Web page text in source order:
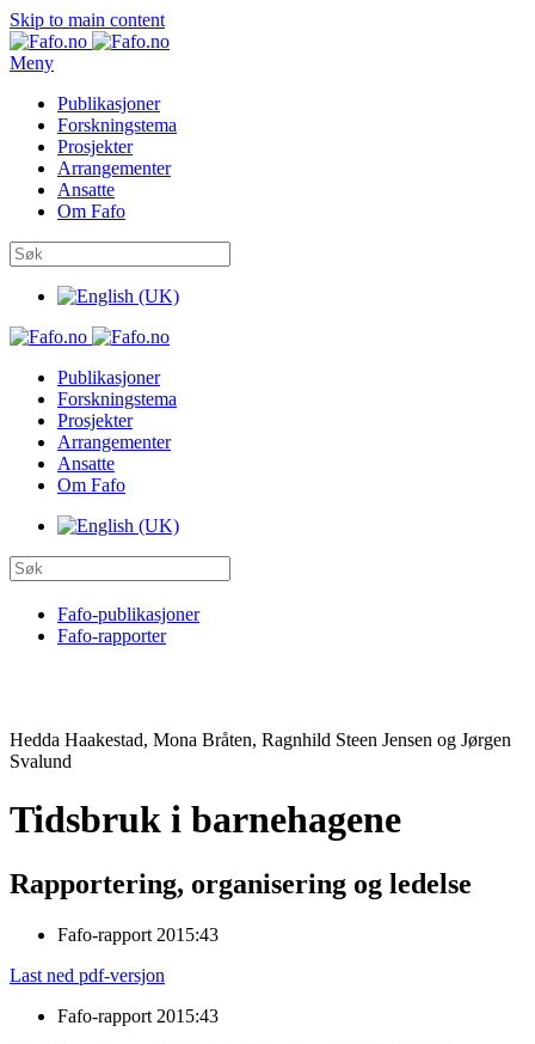
Skip to main content
Meny
Publikasjoner
Forskningstema
Prosjekter
Arrangementer
Ansatte
Om Fafo
Publikasjoner
Forskningstema
Prosjekter
Arrangementer
Ansatte
Om Fafo
Fafo-publikasjoner
Fafo-rapporter
Hedda Haakestad, Mona Bråten, Ragnhild Steen Jensen og Jørgen
Svalund
Tidsbruk i barnehagene
Rapportering, organisering og ledelse
Fafo-rapport 2015:43
Last ned pdf-versjon
Fafo-rapport 2015:43